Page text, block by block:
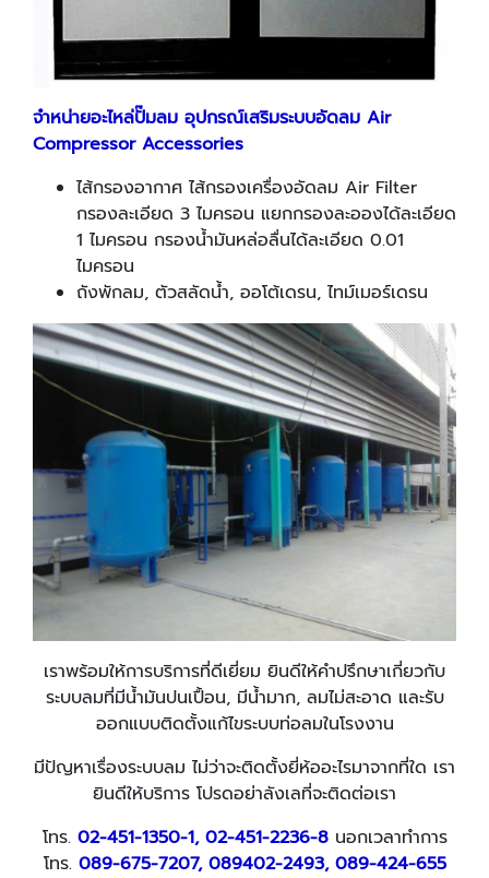
จำหน่ายอะไหล่ปั๊มลม อุปกรณ์เสริมระบบอัดลม Air
Compressor Accessories
ไส้กรองอากาศ ไส้กรองเครื่องอัดลม Air Filter
กรองละเอียด 3 ไมครอน แยกกรองละอองได้ละเอียด
1 ไมครอน กรองน้ำมันหล่อลื่นได้ละเอียด 0.01
ไมครอน
ถังพักลม, ตัวสลัดน้ำ, ออโต้เดรน, ไทม์เมอร์เดรน
เราพร้อมให้การบริการที่ดีเยี่ยม ยินดีให้คำปรึกษาเกี่ยวกับ
ระบบลมที่มีน้ำมันปนเปื้อน, มีน้ำมาก, ลมไม่สะอาด และรับ
ออกแบบติดตั้งแก้ไขระบบท่อลมในโรงงาน
มีปัญหาเรื่องระบบลม ไม่ว่าจะติดตั้งยี่ห้ออะไรมาจากที่ใด เรา
ยินดีให้บริการ โปรดอย่าลังเลที่จะติดต่อเรา
โทร. 02-451-1350-1, 02-451-2236-8นอกเวลาทำการ
โทร. 089-675-7207, 089402-2493, 089-424-655